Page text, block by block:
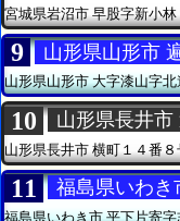
宮城県岩沼市 早股字新小
9 山形県山形市
山形県山形市大字漆山字北
10 山形県長井市
山形県長井市 横町１４番８
11 福島県いわき
福島県いわき市平下片寄字